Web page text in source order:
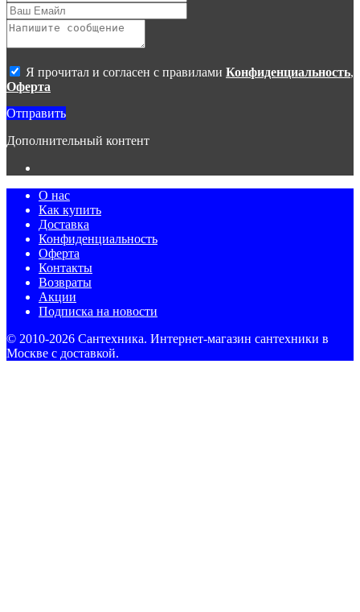
организаций, с которыми у владельцев сайта есть соглашение
о размещении материалов. Копирование любой информации
может повлечь за собой уголовное преследование.
Я прочитал и согласен с правилами Конфиденциальность,
Оферта
Отправить
Дополнительный контент
О нас
Как купить
Доставка
Конфиденциальность
Оферта
Контакты
Возвраты
Акции
Подписка на новости
© 2010-2026 Сантехника. Интернет-магазин сантехники в
Москве с доставкой.